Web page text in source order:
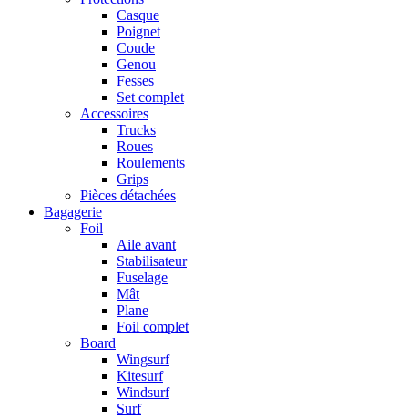
Casque
Poignet
Coude
Genou
Fesses
Set complet
Accessoires
Trucks
Roues
Roulements
Grips
Pièces détachées
Bagagerie
Foil
Aile avant
Stabilisateur
Fuselage
Mât
Plane
Foil complet
Board
Wingsurf
Kitesurf
Windsurf
Surf